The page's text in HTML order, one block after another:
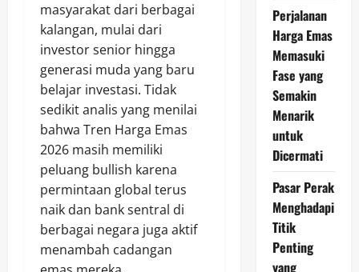
masyarakat dari berbagai
kalangan, mulai dari
investor senior hingga
generasi muda yang baru
belajar investasi. Tidak
sedikit analis yang menilai
bahwa Tren Harga Emas
2026 masih memiliki
peluang bullish karena
permintaan global terus
naik dan bank sentral di
berbagai negara juga aktif
menambah cadangan
Perjalanan
Harga Emas
Memasuki
Fase yang
Semakin
Menarik
untuk
Dicermati
Pasar Perak
Menghadapi
Titik
Penting
yang